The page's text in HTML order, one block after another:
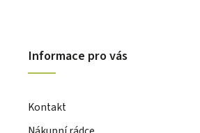
Informace pro vás
Kontakt